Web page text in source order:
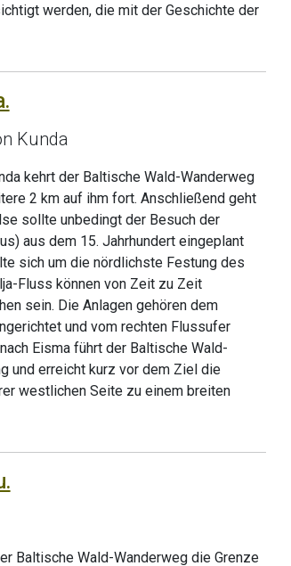
werden, die mit der Geschichte der
Kunda
kehrt der Baltische Wald-Wanderweg
2 km auf ihm fort. Anschließend geht
sollte unbedingt der Besuch der
aus dem 15. Jahrhundert eingeplant
sich um die nördlichste Festung des
Fluss können von Zeit zu Zeit
sein. Die Anlagen gehören dem
und vom rechten Flussufer
Eisma führt der Baltische Wald-
und erreicht kurz vor dem Ziel die
westlichen Seite zu einem breiten
Baltische Wald-Wanderweg die Grenze